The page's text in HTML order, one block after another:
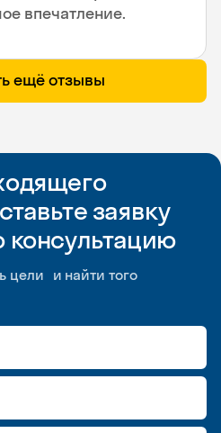
впечатление.
ещё отзывы
заявку
консультацию
цели и найти того